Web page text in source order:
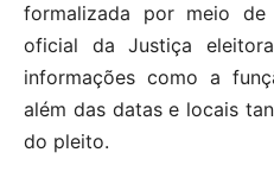
formalizada por meio
oficial da Justiça
informações como a
além das datas e locais
do pleito.